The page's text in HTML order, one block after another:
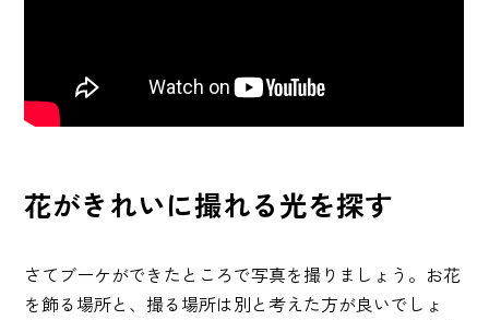
花がきれいに撮れる光を探す
さてブーケができたところで写真を撮りましょう。お花
を飾る場所と、撮る場所は別と考えた方が良いでしょ